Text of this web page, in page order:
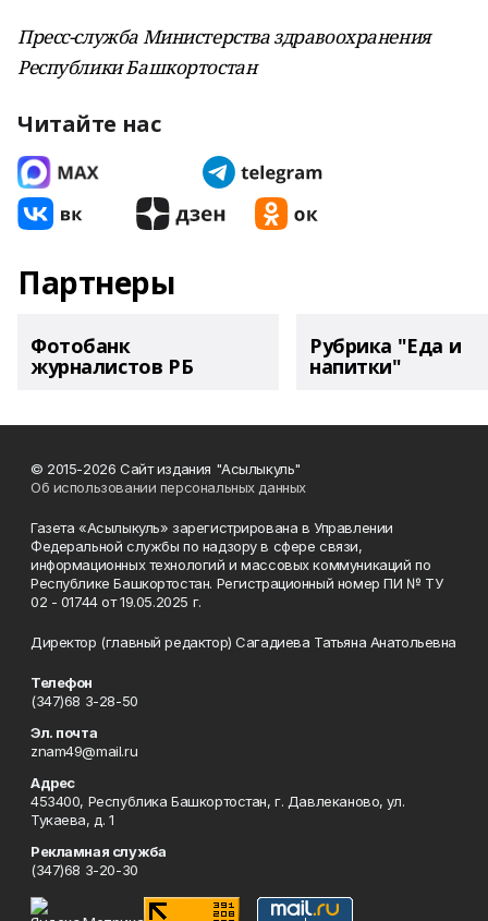
Пресс-служба Министерства здравоохранения
Республики Башкортостан
Читайте нас
Партнеры
Фотобанк
журналистов РБ
Рубрика "Еда и
напитки"
© 2015-2026 Сайт издания "Асылыкуль"
Об использовании персональных данных
Газета «Асылыкуль» зарегистрирована в Управлении
Федеральной службы по надзору в сфере связи,
информационных технологий и массовых коммуникаций по
Республике Башкортостан. Регистрационный номер ПИ № ТУ
02 - 01744 от 19.05.2025 г.
Директор (главный редактор) Сагадиева Татьяна Анатольевна
Телефон
(347)68 3-28-50
Эл. почта
znam49@mail.ru
Адрес
453400, Республика Башкортостан, г. Давлеканово, ул.
Тукаева, д. 1
Рекламная служба
(347)68 3-20-30